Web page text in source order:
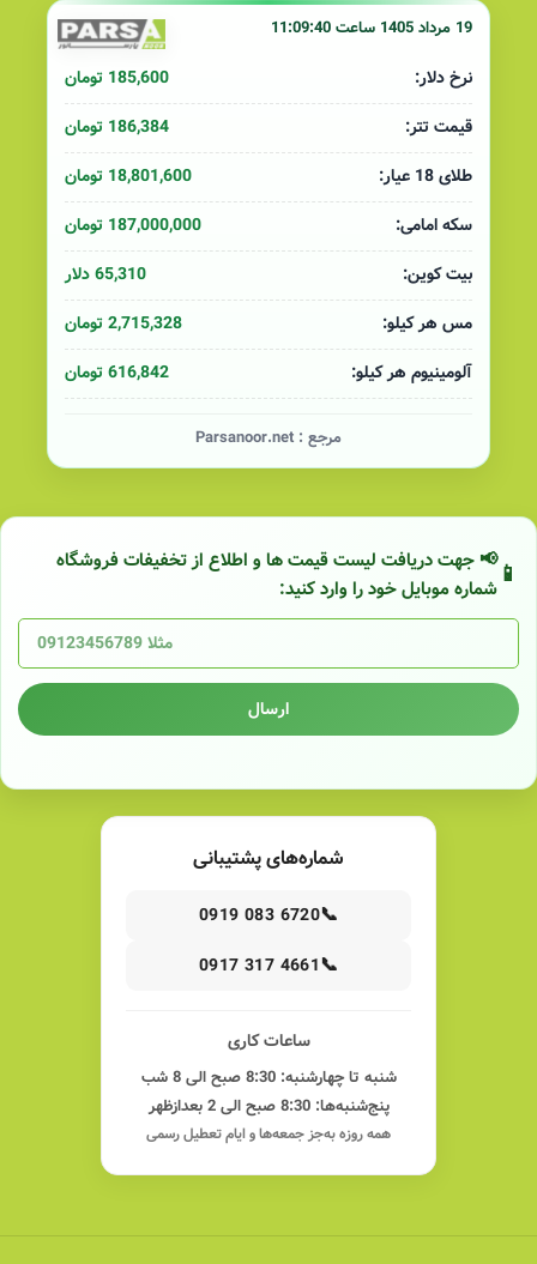
19 مرداد 1405 ساعت 11:09:40
نرخ دلار:
185,600 تومان
قیمت تتر:
186,384 تومان
طلای 18 عیار:
18,801,600 تومان
سکه امامی:
187,000,000 تومان
بیت کوین:
65,310 دلار
مس هر کیلو:
2,715,328 تومان
آلومینیوم هر کیلو:
616,842 تومان
مرجع : Parsanoor.net
📢 جهت دریافت لیست قیمت ها و اطلاع از تخفیفات فروشگاه
شماره موبایل خود را وارد کنید:
ارسال
شماره‌های پشتیبانی
📞
0919 083 6720
📞
0917 317 4661
ساعات کاری
شنبه تا چهارشنبه: 8:30 صبح الی 8 شب
پنج‌شنبه‌ها: 8:30 صبح الی 2 بعدازظهر
همه روزه به‌جز جمعه‌ها و ایام تعطیل رسمی